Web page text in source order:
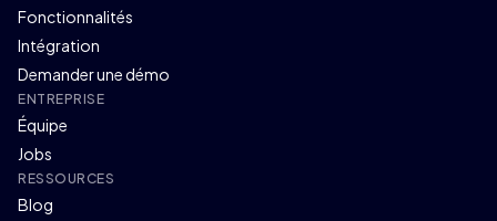
Fonctionnalités
Intégration
Demander une démo
ENTREPRISE
Équipe
Jobs
RESSOURCES
Blog